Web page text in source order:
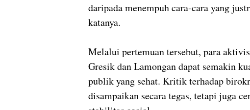
daripada menempuh cara-cara yang
katanya.
Melalui pertemuan tersebut, para
Gresik dan Lamongan dapat semakin
publik yang sehat. Kritik terhadap
disampaikan secara tegas, tetapi juga